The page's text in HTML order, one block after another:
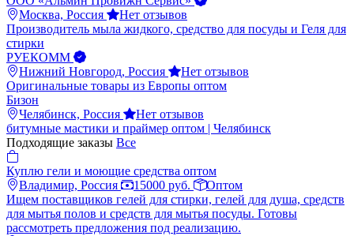
Москва, Россия
Нет отзывов
Производитель мыла жидкого, средство для посуды и Геля для
стирки
РУЕКОММ
Нижний Новгород, Россия
Нет отзывов
Оригинальные товары из Европы оптом
Бизон
Челябинск, Россия
Нет отзывов
битумные мастики и праймер оптом | Челябинск
Подходящие заказы Все
Куплю гели и моющие средства оптом
Владимир, Россия
15000 руб.
Оптом
Ищем поставщиков гелей для стирки, гелей для душа, средств
для мытья полов и средств для мытья посуды. Готовы
рассмотреть предложения под реализацию.